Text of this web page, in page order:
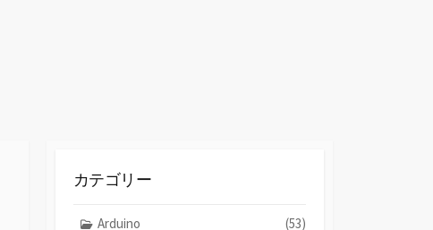
カテゴリー
Arduino (53)